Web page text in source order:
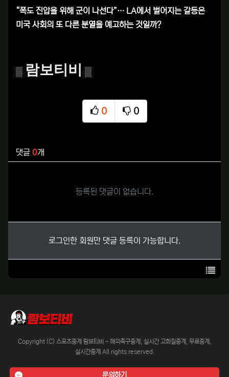
“폭도 진압을 위해 군이 나선다”… LA에서 벌어지는 갈등은
미국 사회의 또 다른 분열을 예고하는 것일까?
▒ 람보티비 ▒
0
추천
0
비추천
댓글 0개
등록된 댓글이 없습니다.
로그인한 회원만 댓글 등록이 가능합니다.
목록
Copyright (C) 스포츠중계 람보티비 - 해외축구중계, 실시간 고화질중계, 무료중계,
실시간중계 All rights reserved.
문의하기